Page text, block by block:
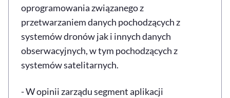
oprogramowania związanego z
przetwarzaniem danych pochodzących z
systemów dronów jak i innych danych
obserwacyjnych, w tym pochodzących z
systemów satelitarnych.
- W opinii zarządu segment aplikacji